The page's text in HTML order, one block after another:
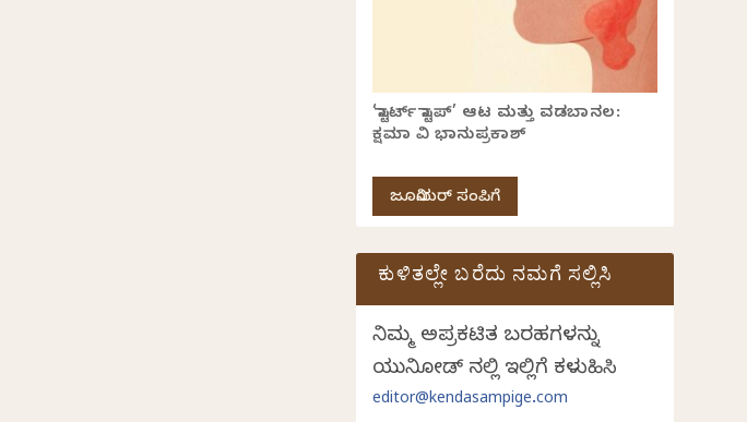
‘ಸ್ಟಾರ್ಟ್ ಸ್ಟಾಪ್’ ಆಟ ಮತ್ತು ವಡಬಾನಲ:
ಕ್ಷಮಾ ವಿ ಭಾನುಪ್ರಕಾಶ್
ಜೂನಿಯರ್ ಸಂಪಿಗೆ
ಕುಳಿತಲ್ಲೇ ಬರೆದು ನಮಗೆ ಸಲ್ಲಿಸಿ
ನಿಮ್ಮ ಅಪ್ರಕಟಿತ ಬರಹಗಳನ್ನು
ಯುನಿಕೋಡ್ ನಲ್ಲಿ ಇಲ್ಲಿಗೆ ಕಳುಹಿಸಿ
editor@kendasampige.com